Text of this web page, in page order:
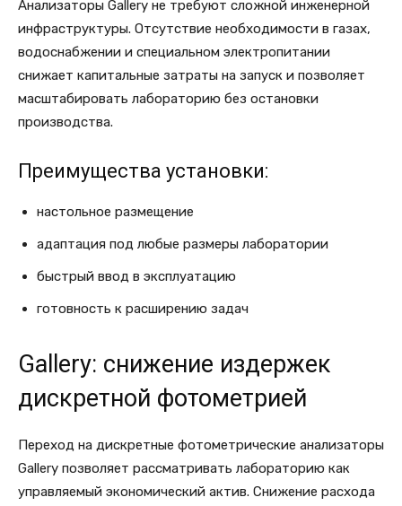
Анализаторы Gallery не требуют сложной инженерной
инфраструктуры. Отсутствие необходимости в газах,
водоснабжении и специальном электропитании
снижает капитальные затраты на запуск и позволяет
масштабировать лабораторию без остановки
производства.
Преимущества установки:
настольное размещение
адаптация под любые размеры лаборатории
быстрый ввод в эксплуатацию
готовность к расширению задач
Gallery: снижение издержек
дискретной фотометрией
Переход на дискретные фотометрические анализаторы
Gallery позволяет рассматривать лабораторию как
управляемый экономический актив. Снижение расхода